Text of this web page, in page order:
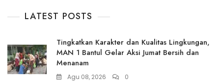
LATEST POSTS
Tingkatkan Karakter dan Kualitas Lingkungan,
MAN 1 Bantul Gelar Aksi Jumat Bersih dan
Menanam
Agu 08, 2026 0